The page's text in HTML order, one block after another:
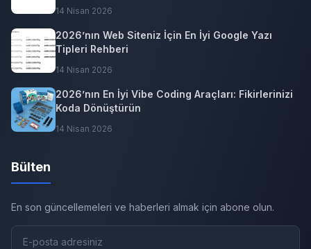
14 Nisan 2026
2026’nın Web Siteniz İçin En İyi Google Yazı
Tipleri Rehberi
14 Nisan 2026
2026’nın En İyi Vibe Coding Araçları: Fikirlerinizi
Koda Dönüştürün
14 Nisan 2026
Bülten
En son güncellemeleri ve haberleri almak için abone olun.